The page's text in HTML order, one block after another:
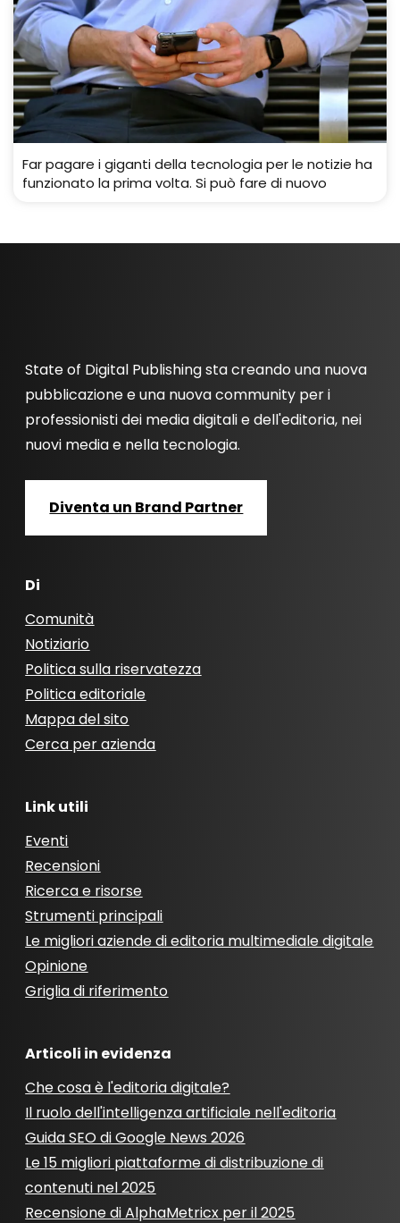
Far pagare i giganti della tecnologia per le notizie ha
funzionato la prima volta. Si può fare di nuovo
State of Digital Publishing sta creando una nuova
pubblicazione e una nuova community per i
professionisti dei media digitali e dell'editoria, nei
nuovi media e nella tecnologia.
Diventa un Brand Partner
Di
Comunità
Notiziario
Politica sulla riservatezza
Politica editoriale
Mappa del sito
Cerca per azienda
Link utili
Eventi
Recensioni
Ricerca e risorse
Strumenti principali
Le migliori aziende di editoria multimediale digitale
Opinione
Griglia di riferimento
Articoli in evidenza
Che cosa è l'editoria digitale?
Il ruolo dell'intelligenza artificiale nell'editoria
Guida SEO di Google News 2026
Le 15 migliori piattaforme di distribuzione di
contenuti nel 2025
Recensione di AlphaMetricx per il 2025